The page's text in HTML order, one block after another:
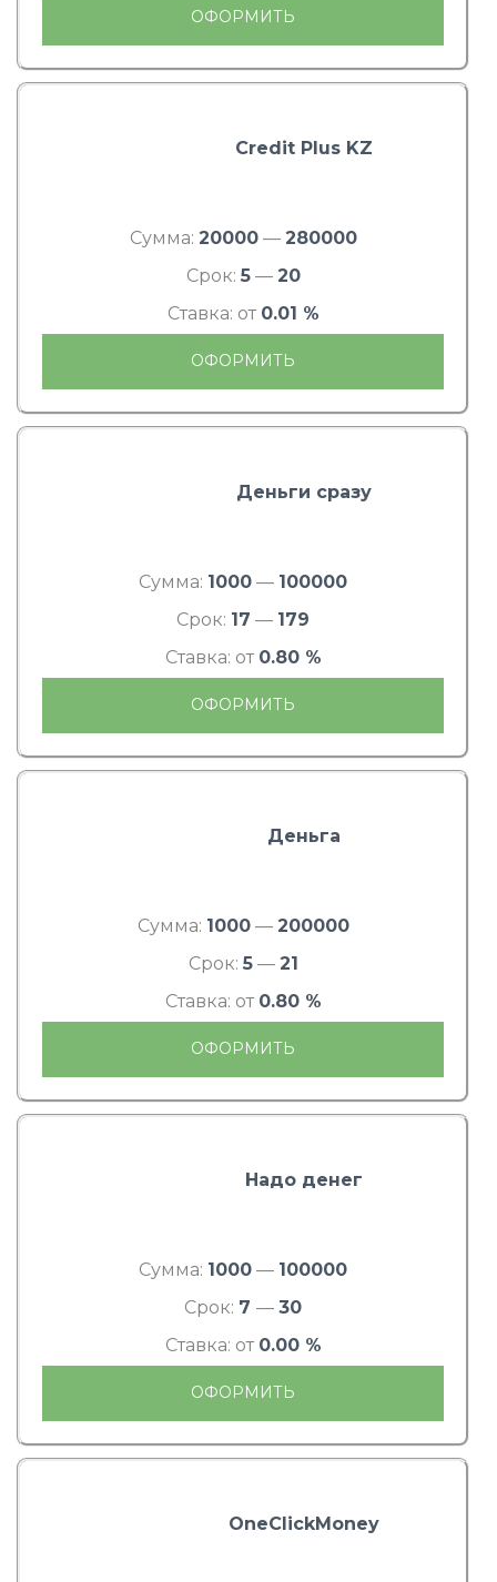
ОФОРМИТЬ
Credit Plus KZ
Сумма: 20000— 280000
Срок: 5— 20
Ставка: от 0.01 %
ОФОРМИТЬ
Деньги сразу
Сумма: 1000 — 100000
Срок: 17 — 179
Ставка: от 0.80 %
ОФОРМИТЬ
Деньга
Сумма: 1000— 200000
Срок: 5— 21
Ставка: от 0.80 %
ОФОРМИТЬ
Надо денег
Сумма: 1000 — 100000
Срок: 7 — 30
Ставка: от 0.00 %
ОФОРМИТЬ
OneClickMoney